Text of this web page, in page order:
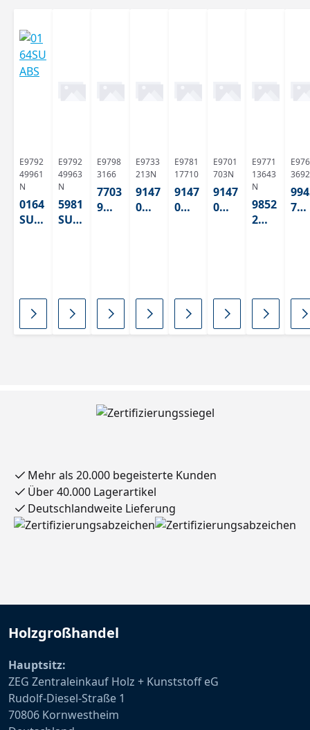
E9792
49961
N
0164
SU
E9792
49963
N
5981
SU
E9798
3166
7703
9
125
OHN
E
E9733
213N
9147
0
E9781
17710
9147
0
E9701
703N
9147
0
E9771
13643
N
9852
2
ABS
125
414,
7
Mehr als 20.000 begeisterte Kunden
Über 40.000 Lagerartikel
Deutschlandweite Lieferung
Holzgroßhandel
Hauptsitz:
ZEG Zentraleinkauf Holz + Kunststoff eG
Rudolf-Diesel-Straße 1
70806 Kornwestheim